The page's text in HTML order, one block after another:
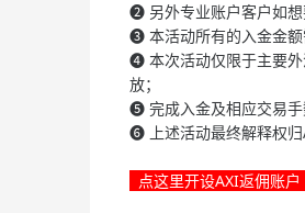
❷ 另外专业账户客户如
❸ 本活动所有的入金金
❹ 本次活动仅限于主要
放；
❺ 完成入金及相应交易
❻ 上述活动最终解释权归
点这里开设AXI返佣账户